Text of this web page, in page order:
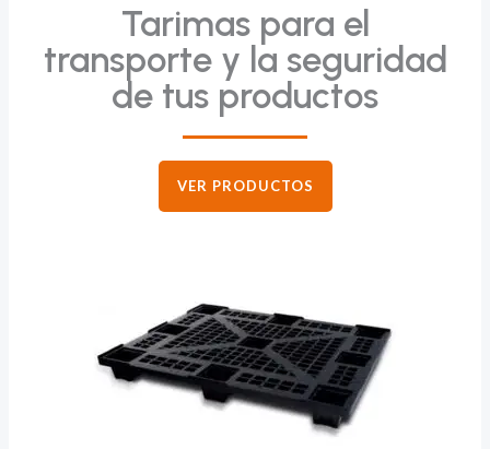
Tarimas para el
transporte y la seguridad
de tus productos
VER PRODUCTOS